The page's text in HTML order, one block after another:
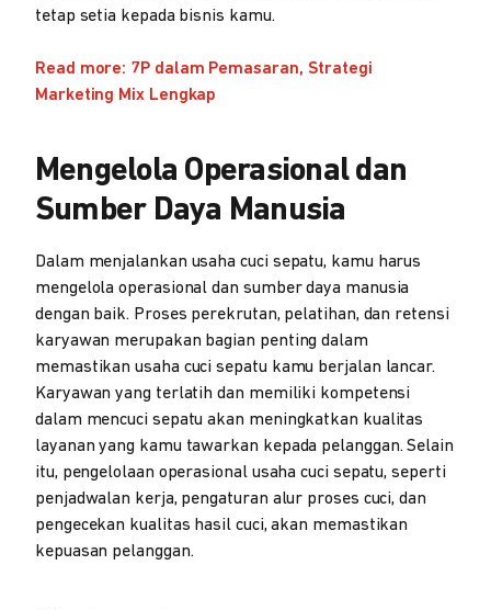
tetap setia kepada bisnis kamu.
Read more: 7P dalam Pemasaran, Strategi
Marketing Mix Lengkap
Mengelola Operasional dan
Sumber Daya Manusia
Dalam menjalankan usaha cuci sepatu, kamu harus
mengelola operasional dan sumber daya manusia
dengan baik. Proses perekrutan, pelatihan, dan retensi
karyawan merupakan bagian penting dalam
memastikan usaha cuci sepatu kamu berjalan lancar.
Karyawan yang terlatih dan memiliki kompetensi
dalam mencuci sepatu akan meningkatkan kualitas
layanan yang kamu tawarkan kepada pelanggan. Selain
itu, pengelolaan operasional usaha cuci sepatu, seperti
penjadwalan kerja, pengaturan alur proses cuci, dan
pengecekan kualitas hasil cuci, akan memastikan
kepuasan pelanggan.